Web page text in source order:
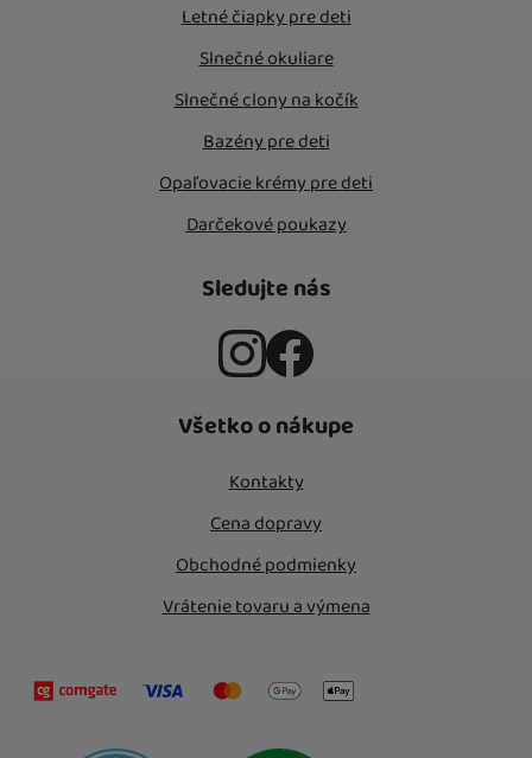
Letné čiapky pre deti
Slnečné okuliare
Slnečné clony na kočík
Bazény pre deti
Opaľovacie krémy pre deti
Darčekové poukazy
Sledujte nás
Všetko o nákupe
Kontakty
Cena dopravy
Obchodné podmienky
Vrátenie tovaru a výmena